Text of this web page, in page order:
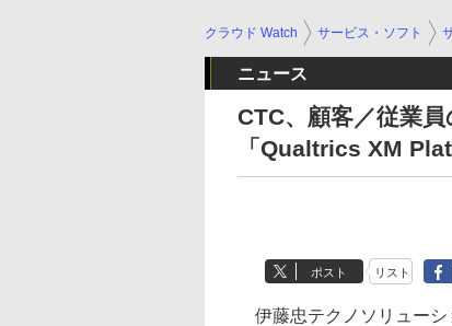
クラウド Watch サービス・ソフト
ニュース
CTC、顧客／従業
「Qualtrics XM
ポスト リスト
伊藤忠テクノソリューシ